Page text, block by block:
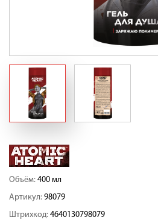
Объём: 400 мл
Артикул: 98079
Штрихкод: 4640130798079